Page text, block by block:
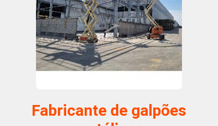
Fabricante de galpões